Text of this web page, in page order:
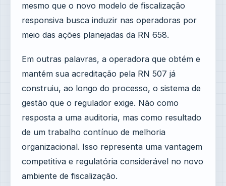
mesmo que o novo modelo de fiscalização
responsiva busca induzir nas operadoras por
meio das ações planejadas da RN 658.
Em outras palavras, a operadora que obtém e
mantém sua acreditação pela RN 507 já
construiu, ao longo do processo, o sistema de
gestão que o regulador exige. Não como
resposta a uma auditoria, mas como resultado
de um trabalho contínuo de melhoria
organizacional. Isso representa uma vantagem
competitiva e regulatória considerável no novo
ambiente de fiscalização.